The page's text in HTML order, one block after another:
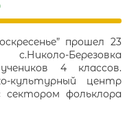
прошел 23
Березовка
4 классов.
культурный центр
сектором фольклора